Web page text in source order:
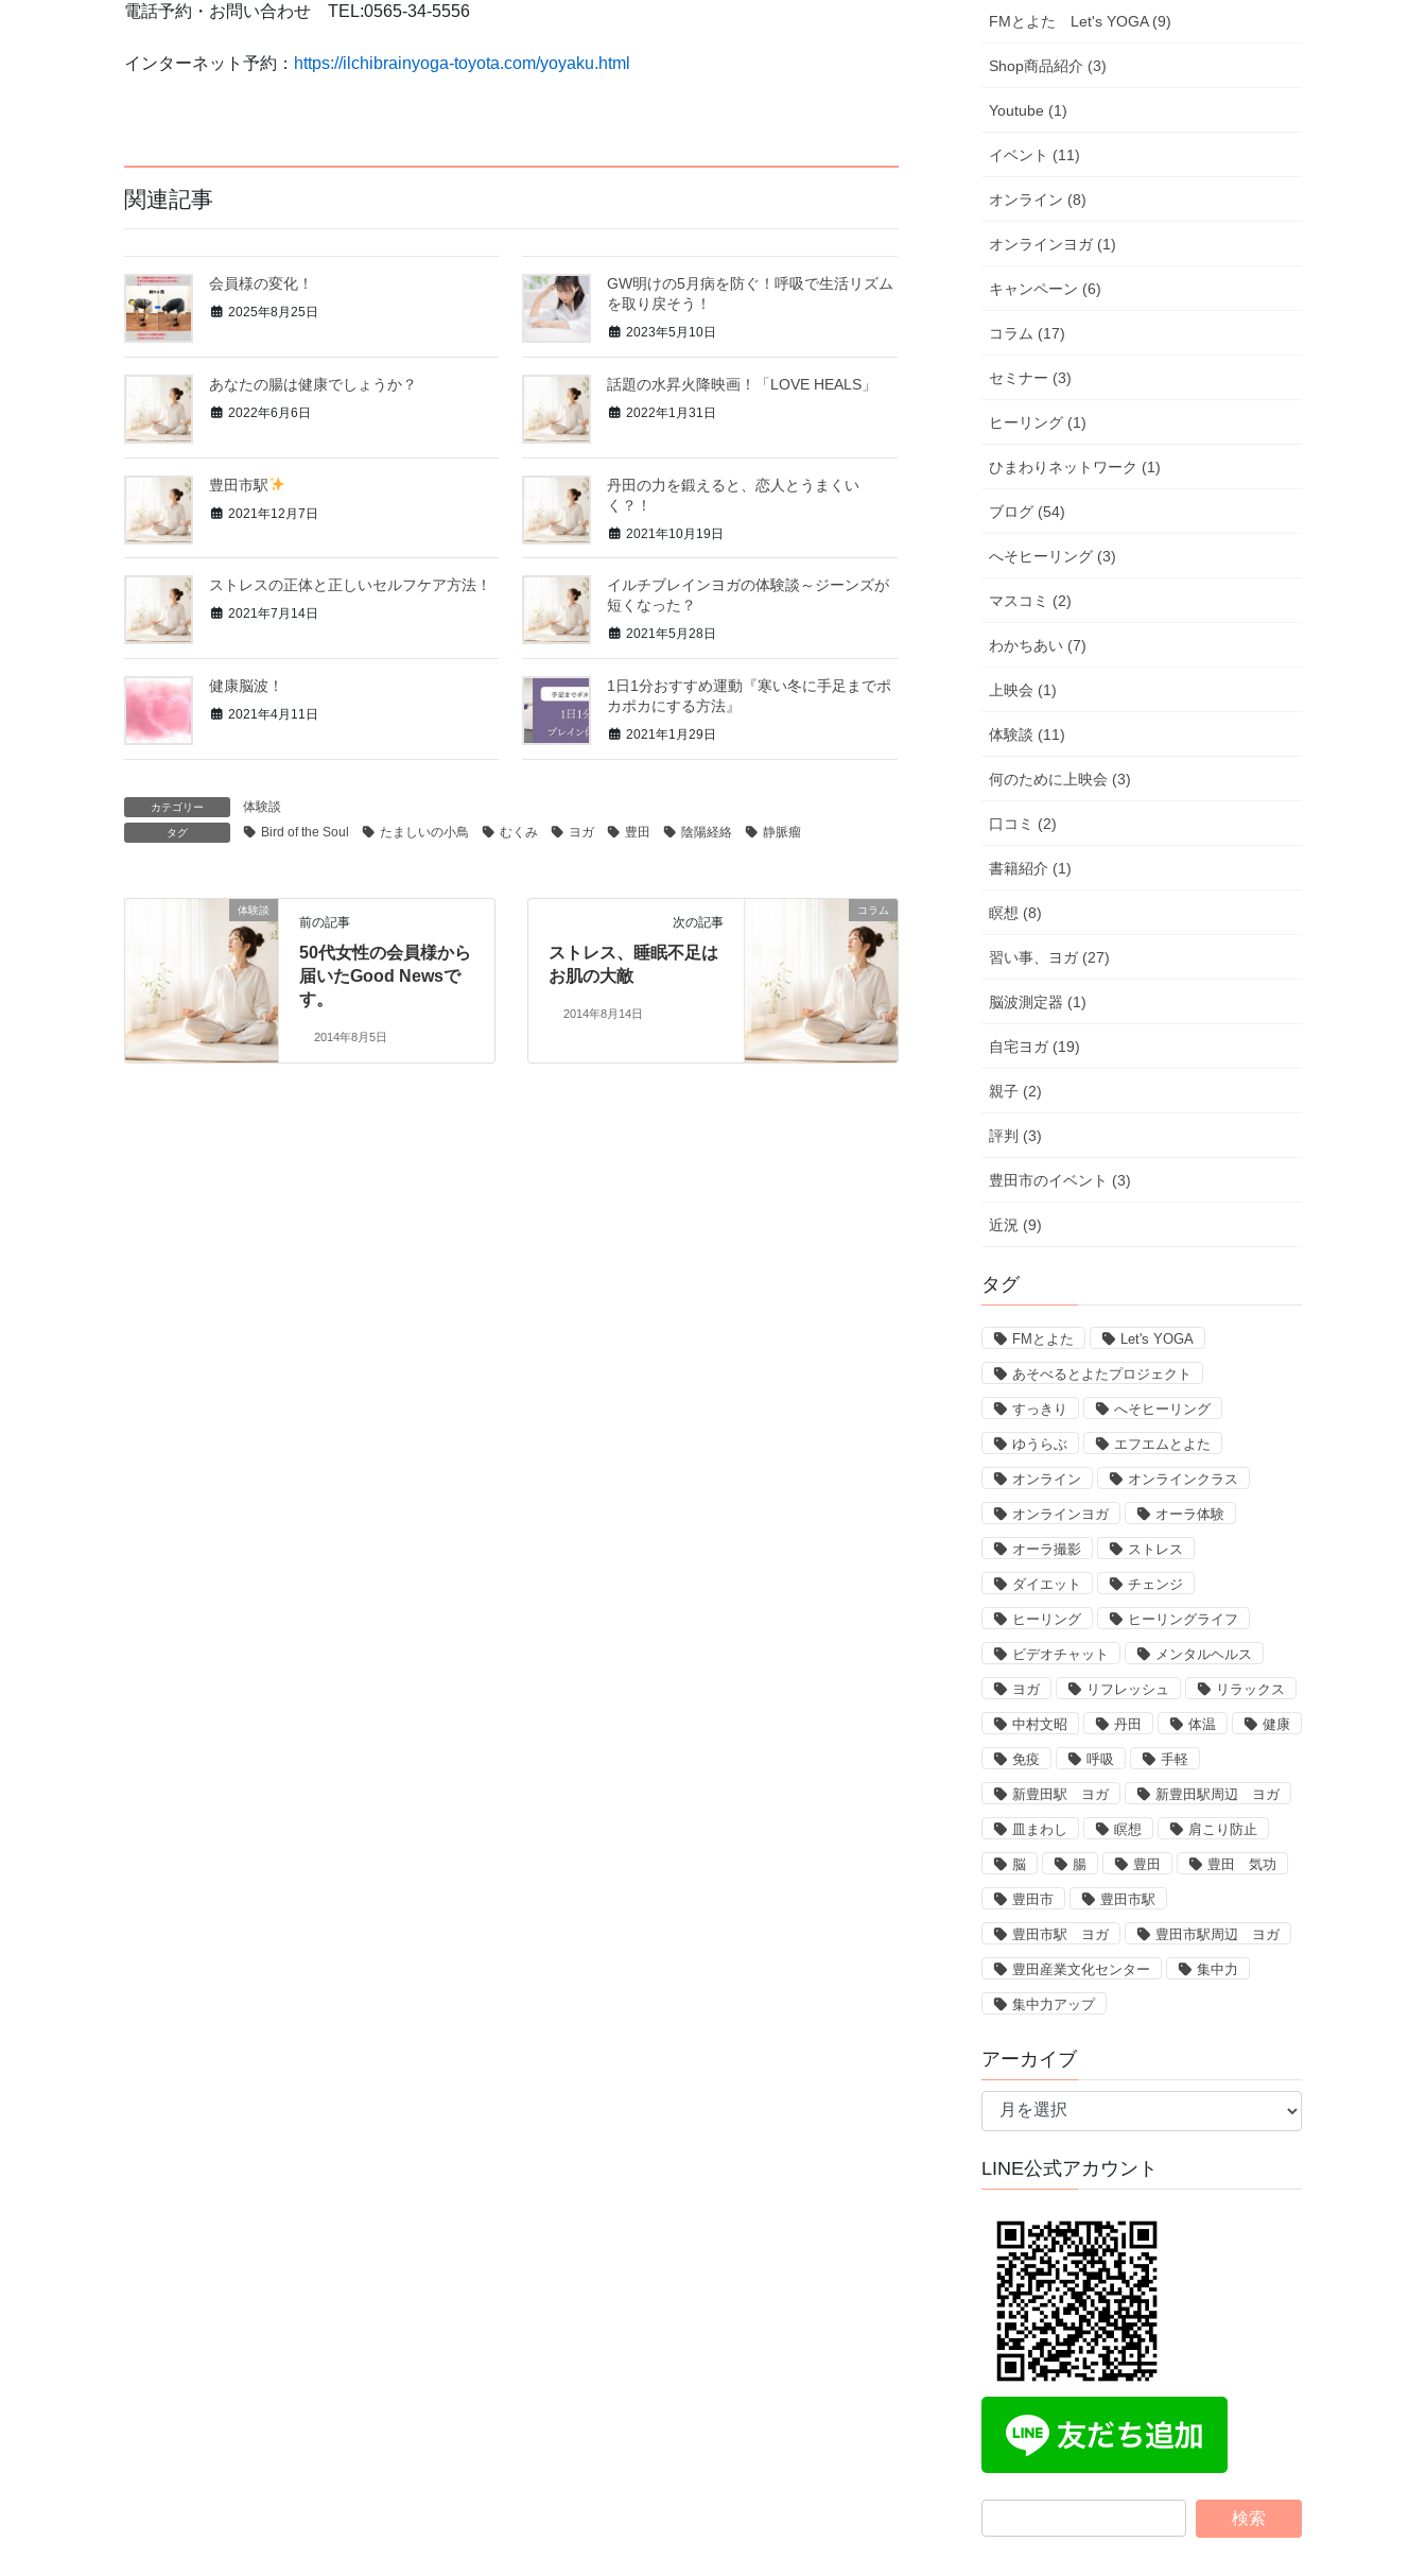
電話予約・お問い合わせ TEL:0565-34-5556
インターネット予約： https://ilchibrainyoga-toyota.com/yoyaku.html
関連記事
会員様の変化！
2025年8月25日
GW明けの5月病を防ぐ！呼吸で生活リズム
を取り戻そう！
2023年5月10日
あなたの腸は健康でしょうか？
2022年6月6日
話題の水昇火降映画！「LOVE HEALS」
2022年1月31日
豊田市駅
2021年12月7日
丹田の力を鍛えると、恋人とうまくい
く？！
2021年10月19日
ストレスの正体と正しいセルフケア方法！
2021年7月14日
イルチブレインヨガの体験談～ジーンズが
短くなった？
2021年5月28日
健康脳波！
2021年4月11日
1日1分おすすめ運動『寒い冬に手足までポ
カポカにする方法』
2021年1月29日
カテゴリー 体験談
タグ Bird of the Soul たましいの小鳥 むくみ ヨガ 豊田 陰陽経絡 静脈瘤
体験談
前の記事
50代女性の会員様から
届いたGood Newsで
す。
2014年8月5日
コラム
次の記事
ストレス、睡眠不足は
お肌の大敵
2014年8月14日
FMとよた Let's YOGA (9)
Shop商品紹介 (3)
Youtube (1)
イベント (11)
オンライン (8)
オンラインヨガ (1)
キャンペーン (6)
コラム (17)
セミナー (3)
ヒーリング (1)
ひまわりネットワーク (1)
ブログ (54)
へそヒーリング (3)
マスコミ (2)
わかちあい (7)
上映会 (1)
体験談 (11)
何のために上映会 (3)
口コミ (2)
書籍紹介 (1)
瞑想 (8)
習い事、ヨガ (27)
脳波測定器 (1)
自宅ヨガ (19)
親子 (2)
評判 (3)
豊田市のイベント (3)
近況 (9)
タグ
FMとよた Let's YOGA
あそべるとよたプロジェクト
すっきり へそヒーリング
ゆうらぶ エフエムとよた
オンライン オンラインクラス
オンラインヨガ オーラ体験
オーラ撮影 ストレス
ダイエット チェンジ
ヒーリング ヒーリングライフ
ビデオチャット メンタルヘルス
ヨガ リフレッシュ リラックス
中村文昭 丹田 体温 健康
免疫 呼吸 手軽
新豊田駅 ヨガ 新豊田駅周辺 ヨガ
皿まわし 瞑想 肩こり防止
脳 腸 豊田 豊田 気功
豊田市 豊田市駅
豊田市駅 ヨガ 豊田市駅周辺 ヨガ
豊田産業文化センター 集中力
集中力アップ
アーカイブ
ア
イ
ブ
LINE公式アカウント